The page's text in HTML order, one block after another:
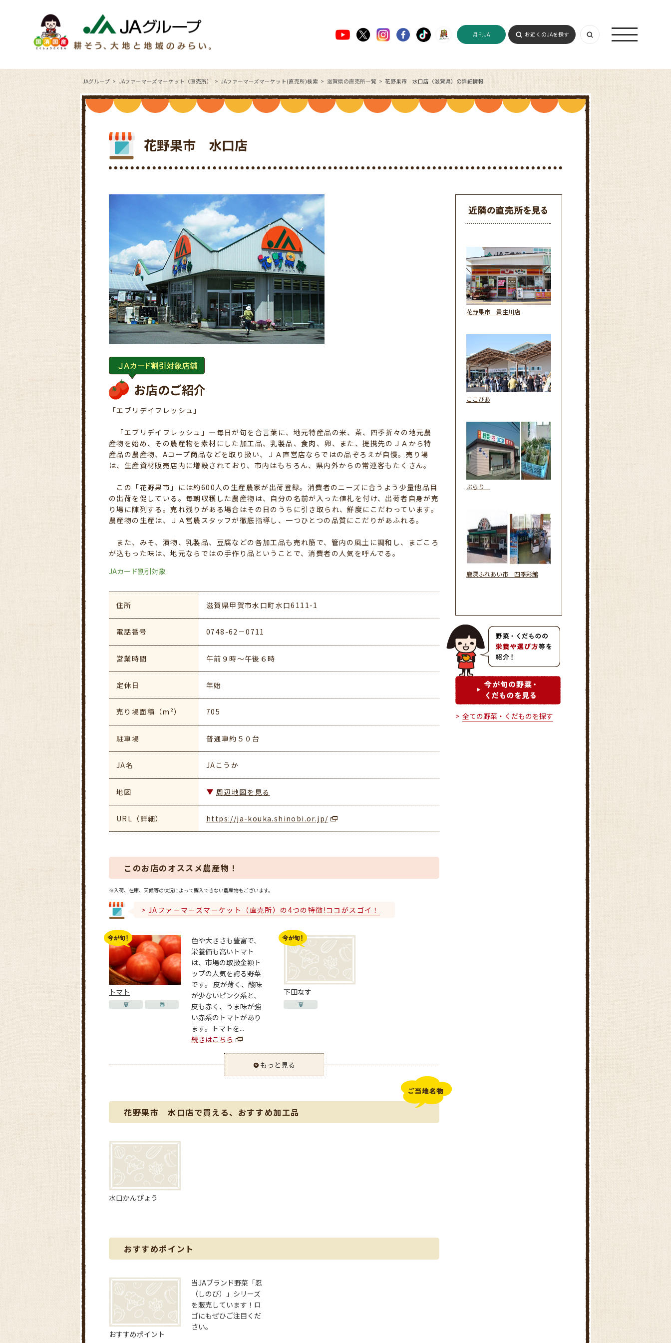
月刊JA お近くのJAを探す
JAグループ JAファーマーズマーケット（直売所） JAファーマーズマーケット(直売所)検索 滋賀県の直売所一覧 花野果市 水口店（滋賀県）の詳細情報
花野果市 水口店
お店のご紹介
「エブリデイフレッシュ」
「エブリデイフレッシュ」―毎日が旬を合言葉に、地元特産品の米、茶、四季折々の地元農
産物を始め、その農産物を素材にした加工品、乳製品、食肉、卵、また、提携先のＪＡから特
産品の農産物、Aコープ商品などを取り扱い、ＪＡ直営店ならではの品ぞろえが自慢。売り場
は、生産資材販売店内に増設されており、市内はもちろん、県内外からの常連客もたくさん。
この「花野果市」には約600人の生産農家が出荷登録。消費者のニーズに合うよう少量他品目
の出荷を促している。毎朝収穫した農産物は、自分の名前が入った値札を付け、出荷者自身が売
り場に陳列する。売れ残りがある場合はその日のうちに引き取られ、鮮度にこだわっています。
農産物の生産は、ＪＡ営農スタッフが徹底指導し、一つひとつの品質にこだりがあふれる。
また、みそ、漬物、乳製品、豆腐などの各加工品も売れ筋で、管内の風土に調和し、まごころ
が込もった味は、地元ならではの手作り品ということで、消費者の人気を呼んでる。
JAカード割引対象
住所 滋賀県甲賀市水口町水口6111-1
電話番号 0748-62－0711
営業時間 午前９時～午後６時
定休日 年始
売り場面積（m²） 705
駐車場 普通車約５０台
JA名 JAこうか
地図 周辺地図を見る
URL（詳細） https://ja-kouka.shinobi.or.jp/
このお店のオススメ農産物！
※入荷、在庫、天候等の状況によって購入できない農産物もございます。
JAファーマーズマーケット（直売所）の4つの特徴!ココがスゴイ！
トマト
夏 春
色や大きさも豊富で、
栄養価も高いトマト
は、市場の取扱金額ト
ップの人気を誇る野菜
です。 皮が薄く、酸味
が少ないピンク系と、
皮も赤く、うま味が強
い赤系のトマトがあり
ます。トマトを...
続きはこちら
下田なす
夏
もっと見る
花野果市 水口店で買える、おすすめ加工品
水口かんぴょう
おすすめポイント
おすすめポイント
当JAブランド野菜「忍
（しのび）」シリーズ
を販売しています！ロ
ゴにもぜひご注目くだ
さい。
花野果市 貴生川店
ここぴあ
ぷらり
鹿深ふれあい市 四季彩館
全ての野菜・くだものを探す